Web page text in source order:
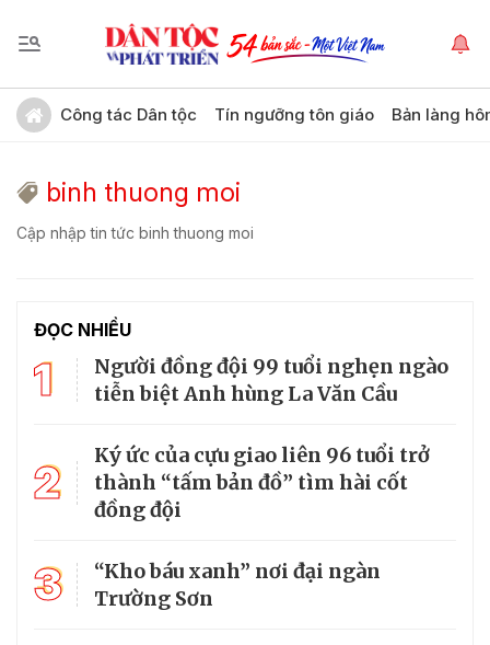
Công tác Dân tộc Tín ngưỡng tôn giáo Bản làng
binh thuong moi
Cập nhập tin tức binh thuong moi
ĐỌC NHIỀU
1
Người đồng đội 99 tuổi nghẹn ngào
tiễn biệt Anh hùng La Văn Cầu
2
Ký ức của cựu giao liên 96 tuổi trở
thành “tấm bản đồ” tìm hài cốt
đồng đội
3
“Kho báu xanh” nơi đại ngàn
Trường Sơn